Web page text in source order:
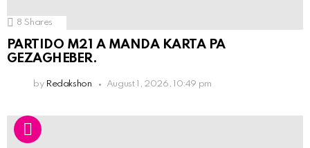
8 Shares
PARTIDO M21 A MANDA KARTA PA
GEZAGHEBER.
by Redakshon August 1, 2026, 10:49 pm